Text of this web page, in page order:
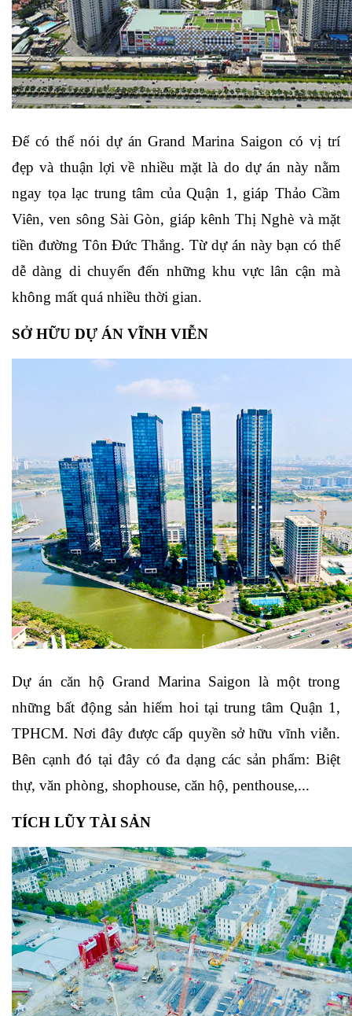
Để có thể nói dự án Grand Marina Saigon có vị trí
đẹp và thuận lợi về nhiều mặt là do dự án này nằm
ngay tọa lạc trung tâm của Quận 1, giáp Thảo Cầm
Viên, ven sông Sài Gòn, giáp kênh Thị Nghè và mặt
tiền đường Tôn Đức Thắng. Từ dự án này bạn có thể
dễ dàng di chuyển đến những khu vực lân cận mà
không mất quá nhiều thời gian.
SỞ HỮU DỰ ÁN VĨNH VIỄN
Dự án căn hộ Grand Marina Saigon là một trong
những bất động sản hiếm hoi tại trung tâm Quận 1,
TPHCM. Nơi đây được cấp quyền sở hữu vĩnh viễn.
Bên cạnh đó tại đây có đa dạng các sản phẩm: Biệt
thự, văn phòng, shophouse, căn hộ, penthouse,...
TÍCH LŨY TÀI SẢN